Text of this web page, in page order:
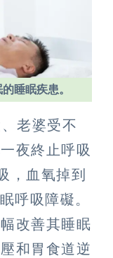
睡眠疾患。
老婆受不
夜終止呼吸
，血氧掉到
呼吸障礙。
改善其睡眠
和胃食道逆